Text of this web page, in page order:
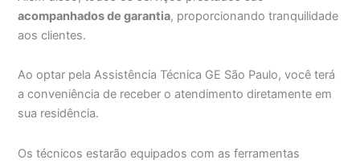
acompanhados de garantia, proporcionando tranquilidade
aos clientes.
Ao optar pela Assistência Técnica GE São Paulo, você terá
a conveniência de receber o atendimento diretamente em
sua residência.
Os técnicos estarão equipados com as ferramentas